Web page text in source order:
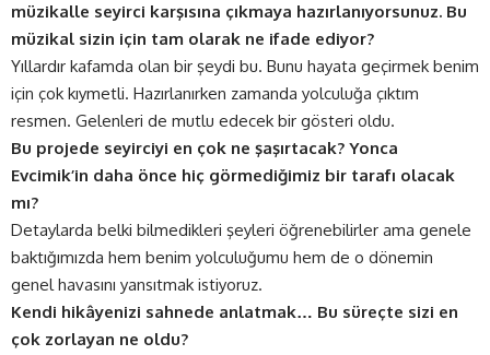
müzikalle seyirci karşısına çıkmaya hazırlanıyorsunuz. Bu
müzikal sizin için tam olarak ne ifade ediyor?
Yıllardır kafamda olan bir şeydi bu. Bunu hayata geçirmek benim
için çok kıymetli. Hazırlanırken zamanda yolculuğa çıktım
resmen. Gelenleri de mutlu edecek bir gösteri oldu.
Bu projede seyirciyi en çok ne şaşırtacak? Yonca
Evcimik’in daha önce hiç görmediğimiz bir tarafı olacak
mı?
Detaylarda belki bilmedikleri şeyleri öğrenebilirler ama genele
baktığımızda hem benim yolculuğumu hem de o dönemin
genel havasını yansıtmak istiyoruz.
Kendi hikâyenizi sahnede anlatmak… Bu süreçte sizi en
çok zorlayan ne oldu?